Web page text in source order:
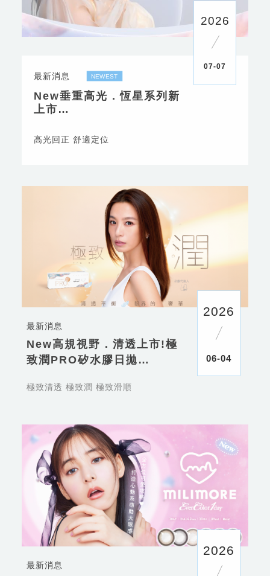
2026
07-07
最新消息
New垂重高光．恆星系列新
上市
高光回正 舒適定位
2026
06-04
最新消息
New高規視野．清透上市!極
致潤PRO矽水膠日拋
極致清透 極致潤 極致滑順
2026
最新消息